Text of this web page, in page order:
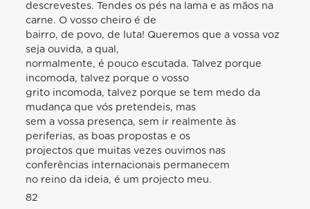
descrevestes. Tendes os pés na lama e as mãos na
carne. O vosso cheiro é de
bairro, de povo, de luta! Queremos que a vossa voz
seja ouvida, a qual,
normalmente, é pouco escutada. Talvez porque
incomoda, talvez porque o vosso
grito incomoda, talvez porque se tem medo da
mudança que vós pretendeis, mas
sem a vossa presença, sem ir realmente às
periferias, as boas propostas e os
projectos que muitas vezes ouvimos nas
conferências internacionais permanecem
no reino da ideia, é um projecto meu.
82